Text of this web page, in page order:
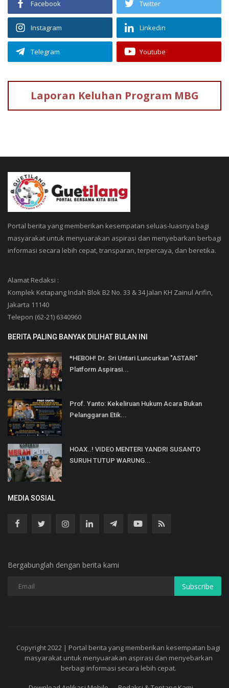
Facebook Twitter
Instagram Linkedin
Telegram Youtube
Laporan Keluhan Program MBG
Portal berita yang memberikan kesempatan seluas-luasnya bagi
masyarakat untuk menyuarakan aspirasi dan menyebarkan berbagi
informasi secara lebih cepat, transparan, terpercaya, dan beretika.
Alamat Redaksi :
Komplek Ketapang Indah Blok B2 No. 33 & 34 Jalan KH Zainul Arifin,
Jakarta 11140
Telepon (62-21) 6340960
BERITA PALING BANYAK DILIHAT BULAN INI
*HEBOH! Dr. Sri Untari Luncurkan "ASTARI"
Platform Aspirasi...
Prof. Yanto: Kekeliruan Hukum Acara Bukan
Pelanggaran Etik...
HOAX..! VIDEO MENTERI YANDRI SUSANTO
SURUH TUTUP WARUNG...
MEDIA SOSIAL
Bergabunglah dengan berita kami
Subscribe
Copyright 2022 | Portal berita yang memberikan kesempatan bagi
masyarakat untuk menyuarakan aspirasi dan menyebarkan
berbagi informasi secara lebih cepat.